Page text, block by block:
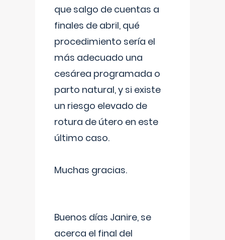
que salgo de cuentas a
finales de abril, qué
procedimiento sería el
más adecuado una
cesárea programada o
parto natural, y si existe
un riesgo elevado de
rotura de útero en este
último caso.
Muchas gracias.
Buenos días Janire, se
acerca el final del